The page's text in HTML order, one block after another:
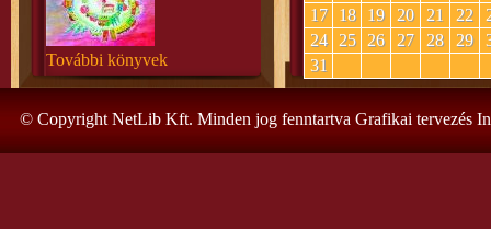
További könyvek
17
18 19 20 21 22
24
25 26 27 28 29
31
© Copyright NetLib Kft. Minden jog fenntartva Grafikai tervezés